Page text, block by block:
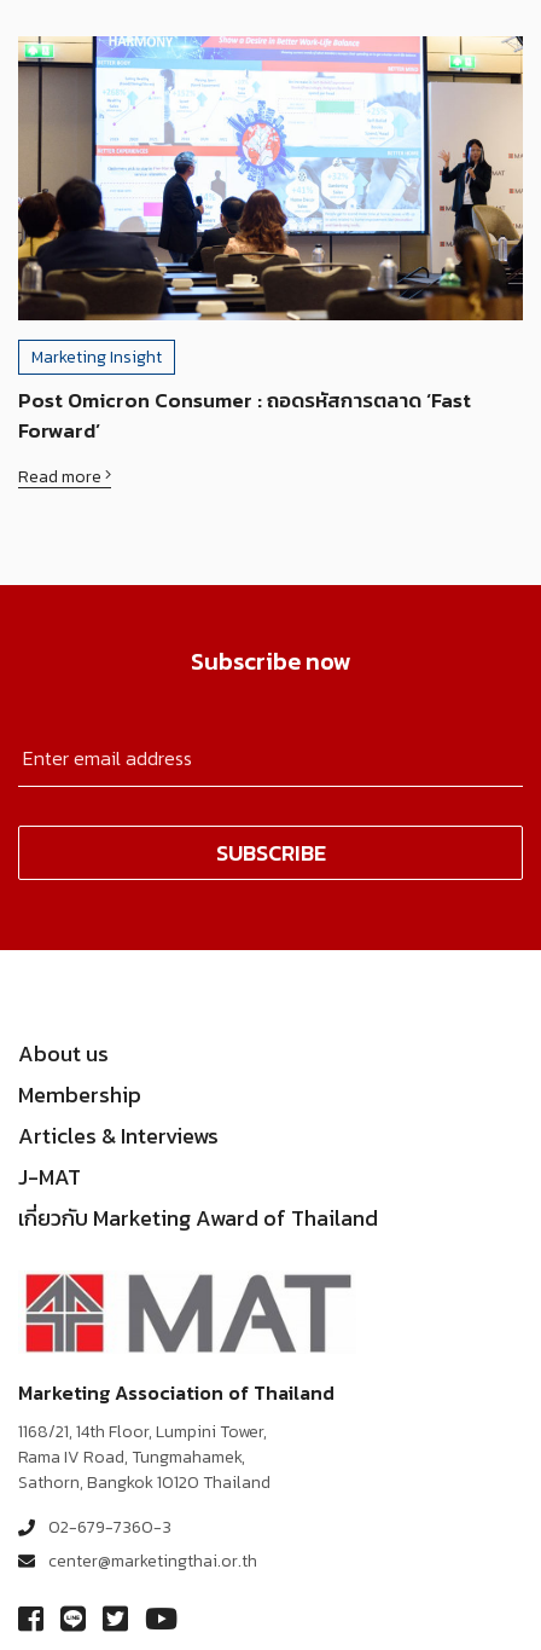
Marketing Insight
Post Omicron Consumer : ถอดรหัสการตลาด ‘Fast
Forward’
Read more
Subscribe now
About us
Membership
Articles & Interviews
J-MAT
เกี่ยวกับ Marketing Award of Thailand
Marketing Association of Thailand
1168/21, 14th Floor, Lumpini Tower,
Rama IV Road, Tungmahamek,
Sathorn, Bangkok 10120 Thailand
02-679-7360-3
center@marketingthai.or.th